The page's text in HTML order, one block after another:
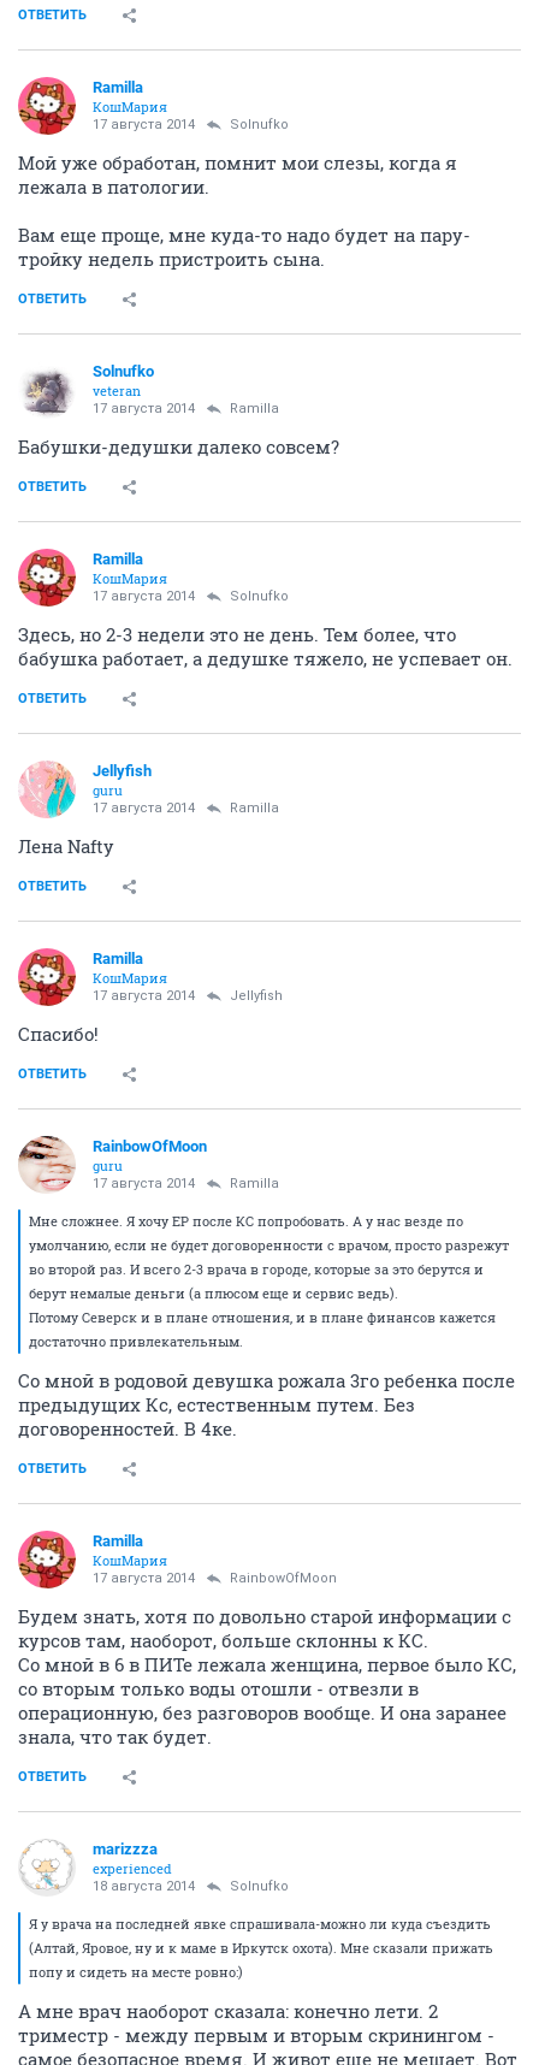
ОТВЕТИТЬ
Ramilla
КошМария
17 августа 2014 Solnufko
Мой уже обработан, помнит мои слезы, когда я
лежала в патологии.
Вам еще проще, мне куда-то надо будет на пару-
тройку недель пристроить сына.
ОТВЕТИТЬ
Solnufko
veteran
17 августа 2014 Ramilla
Бабушки-дедушки далеко совсем?
ОТВЕТИТЬ
Ramilla
КошМария
17 августа 2014 Solnufko
Здесь, но 2-3 недели это не день. Тем более, что
бабушка работает, а дедушке тяжело, не успевает он.
ОТВЕТИТЬ
Jellyfish
guru
17 августа 2014 Ramilla
Лена Nafty
ОТВЕТИТЬ
Ramilla
КошМария
17 августа 2014 Jellyfish
Спасибо!
ОТВЕТИТЬ
RainbowOfMoon
guru
17 августа 2014 Ramilla
Мне сложнее. Я хочу ЕР после КС попробовать. А у нас везде по
умолчанию, если не будет договоренности с врачом, просто разрежут
во второй раз. И всего 2-3 врача в городе, которые за это берутся и
берут немалые деньги (а плюсом еще и сервис ведь).
Потому Северск и в плане отношения, и в плане финансов кажется
достаточно привлекательным.
Со мной в родовой девушка рожала 3го ребенка после
предыдущих Кс, естественным путем. Без
договоренностей. В 4ке.
ОТВЕТИТЬ
Ramilla
КошМария
17 августа 2014 RainbowOfMoon
Будем знать, хотя по довольно старой информации с
курсов там, наоборот, больше склонны к КС.
Со мной в 6 в ПИТе лежала женщина, первое было КС,
со вторым только воды отошли - отвезли в
операционную, без разговоров вообще. И она заранее
знала, что так будет.
ОТВЕТИТЬ
marizzza
experienced
18 августа 2014 Solnufko
Я у врача на последней явке спрашивала-можно ли куда съездить
(Алтай, Яровое, ну и к маме в Иркутск охота). Мне сказали прижать
попу и сидеть на месте ровно:)
А мне врач наоборот сказала: конечно лети. 2
триместр - между первым и вторым скринингом -
самое безопасное время. И живот еще не мешает. Вот